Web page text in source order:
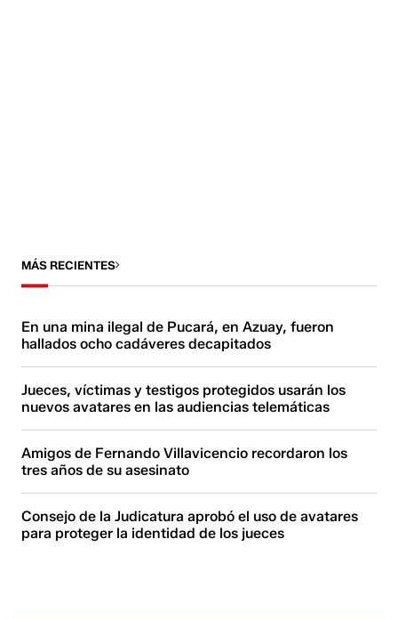
MÁS RECIENTES
En una mina ilegal de Pucará, en Azuay, fueron
hallados ocho cadáveres decapitados
Jueces, víctimas y testigos protegidos usarán los
nuevos avatares en las audiencias telemáticas
Amigos de Fernando Villavicencio recordaron los
tres años de su asesinato
Consejo de la Judicatura aprobó el uso de avatares
para proteger la identidad de los jueces